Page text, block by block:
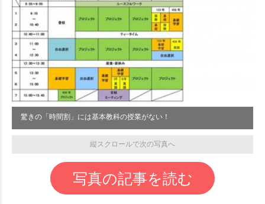
驚きの「時間割」には基本教科の授業がない！
縦スクロールで次の写真へ
写真の記事を読む